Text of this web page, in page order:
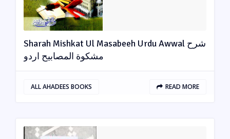
Sharah Mishkat Ul Masabeeh Urdu Awwal شرح
مشکوة المصابیح اردو
ALL AHADEES BOOKS READ MORE